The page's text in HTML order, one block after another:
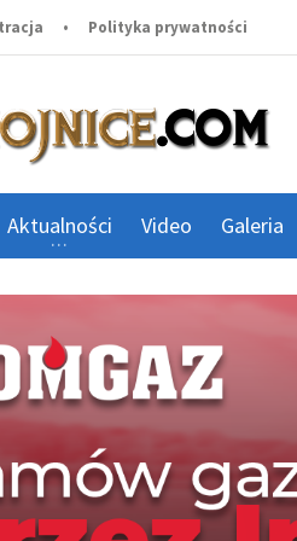
• Polityka prywatności
Aktualności Video Galeria